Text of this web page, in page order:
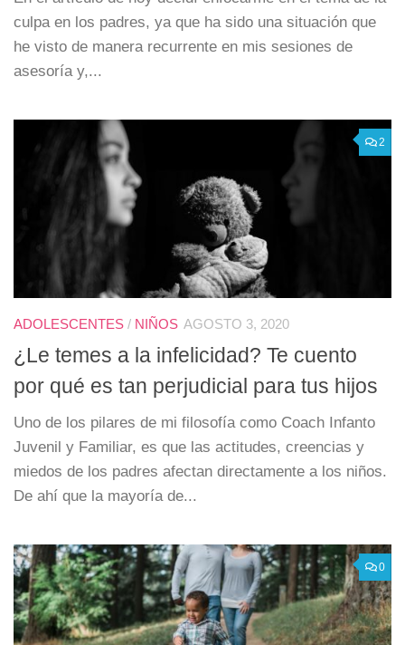
culpa en los padres, ya que ha sido una situación que
he visto de manera recurrente en mis sesiones de
asesoría y,...
2
ADOLESCENTES / NIÑOS AGOSTO 3, 2020
¿Le temes a la infelicidad? Te cuento
por qué es tan perjudicial para tus hijos
Uno de los pilares de mi filosofía como Coach Infanto
Juvenil y Familiar, es que las actitudes, creencias y
miedos de los padres afectan directamente a los niños.
De ahí que la mayoría de...
0